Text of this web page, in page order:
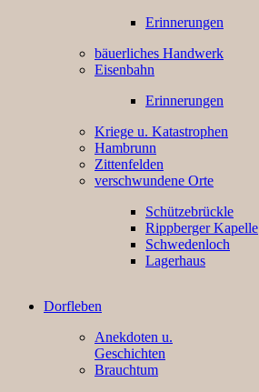
Erinnerungen
bäuerliches Handwerk
Eisenbahn
Erinnerungen
Kriege u. Katastrophen
Hambrunn
Zittenfelden
verschwundene Orte
Schützebrückle
Rippberger Kapelle
Schwedenloch
Lagerhaus
Dorfleben
Anekdoten u.
Geschichten
Brauchtum